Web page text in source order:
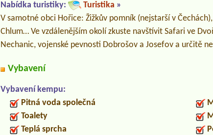
Nabídka turistiky: Turistika »
V samotné obci Hořice: Žižkův pomník (nejstarší v
Chlum… Ve vzdálenějším okolí zkuste navštívit Safari ve
Nechanic, vojenské pevnosti Dobrošov a Josefov a určitě
Vybavení
Vybavení kempu:
Pitná voda společná
Toalety
Teplá sprcha